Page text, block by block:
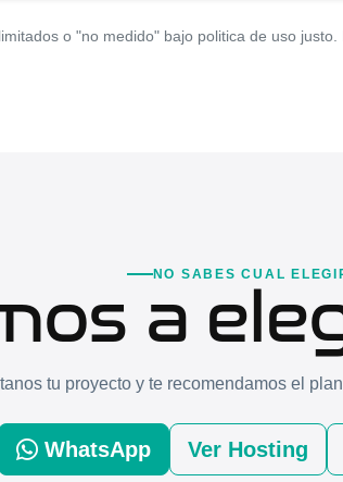
o "no medido" bajo politica de uso
NO SABES CUAL
a
tu proyecto y te recomendamos el
WhatsApp Ver Hosting